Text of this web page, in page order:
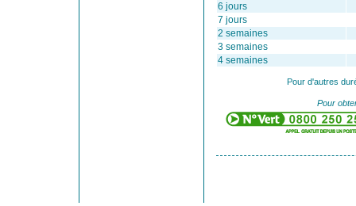
6 jours
7 jours
2 semaines
3 semaines
4 semaines
Pour d'autres
Pour